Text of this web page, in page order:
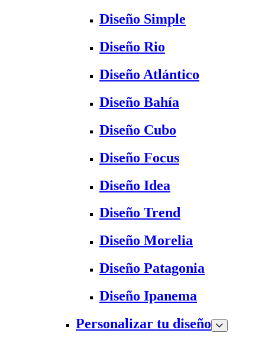
Diseño Simple
Diseño Rio
Diseño Atlántico
Diseño Bahía
Diseño Cubo
Diseño Focus
Diseño Idea
Diseño Trend
Diseño Morelia
Diseño Patagonia
Diseño Ipanema
Personalizar tu diseño